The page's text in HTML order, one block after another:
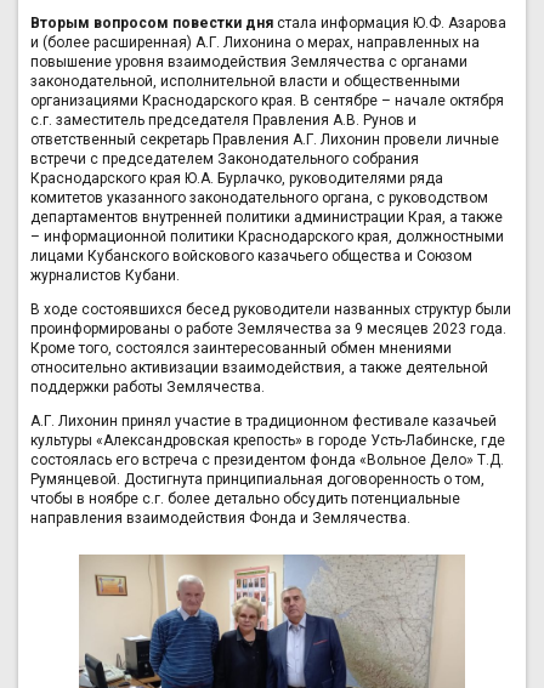
Вторым вопросом повестки дня стала информация Ю.Ф. Азарова
и (более расширенная) А.Г. Лихонина о мерах, направленных на
повышение уровня взаимодействия Землячества с органами
законодательной, исполнительной власти и общественными
организациями Краснодарского края. В сентябре – начале октября
с.г. заместитель председателя Правления А.В. Рунов и
ответственный секретарь Правления А.Г. Лихонин провели личные
встречи с председателем Законодательного собрания
Краснодарского края Ю.А. Бурлачко, руководителями ряда
комитетов указанного законодательного органа, с руководством
департаментов внутренней политики администрации Края, а также
– информационной политики Краснодарского края, должностными
лицами Кубанского войскового казачьего общества и Союзом
журналистов Кубани.
В ходе состоявшихся бесед руководители названных структур были
проинформированы о работе Землячества за 9 месяцев 2023 года.
Кроме того, состоялся заинтересованный обмен мнениями
относительно активизации взаимодействия, а также деятельной
поддержки работы Землячества.
А.Г. Лихонин принял участие в традиционном фестивале казачьей
культуры «Александровская крепость» в городе Усть-Лабинске, где
состоялась его встреча с президентом фонда «Вольное Дело» Т.Д.
Румянцевой. Достигнута принципиальная договоренность о том,
чтобы в ноябре с.г. более детально обсудить потенциальные
направления взаимодействия Фонда и Землячества.